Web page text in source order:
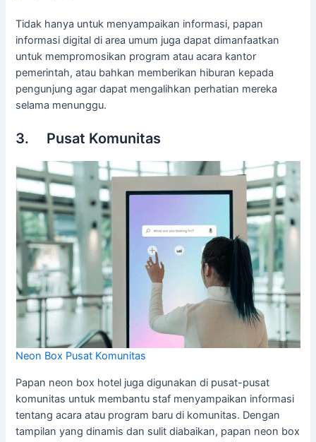
Tidak hanya untuk menyampaikan informasi, papan
informasi digital di area umum juga dapat dimanfaatkan
untuk mempromosikan program atau acara kantor
pemerintah, atau bahkan memberikan hiburan kepada
pengunjung agar dapat mengalihkan perhatian mereka
selama menunggu.
3. Pusat Komunitas
Neon Box Pusat Komunitas
Papan neon box hotel juga digunakan di pusat-pusat
komunitas untuk membantu staf menyampaikan informasi
tentang acara atau program baru di komunitas. Dengan
tampilan yang dinamis dan sulit diabaikan, papan neon box